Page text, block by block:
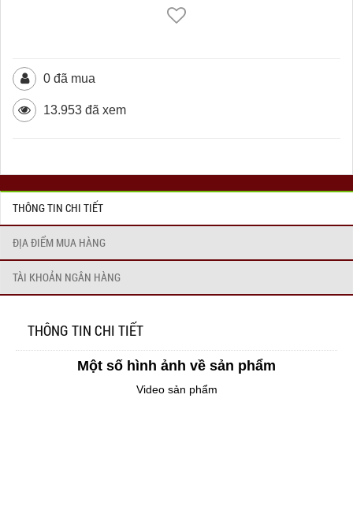
0 đã mua
13.953 đã xem
THÔNG TIN CHI TIẾT
ĐỊA ĐIỂM MUA HÀNG
TÀI KHOẢN NGÂN HÀNG
THÔNG TIN CHI TIẾT
Một số hình ảnh về sản phẩm
Video sản phẩm